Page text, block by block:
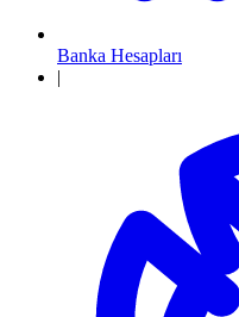
Banka Hesapları
|